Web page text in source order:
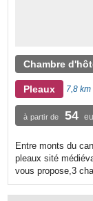
Chambre
Pleaux 7,8
à partir de 54
Entre monts du
pleaux sité
vous propose,3